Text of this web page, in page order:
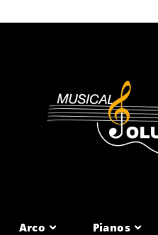
Arco Pianos